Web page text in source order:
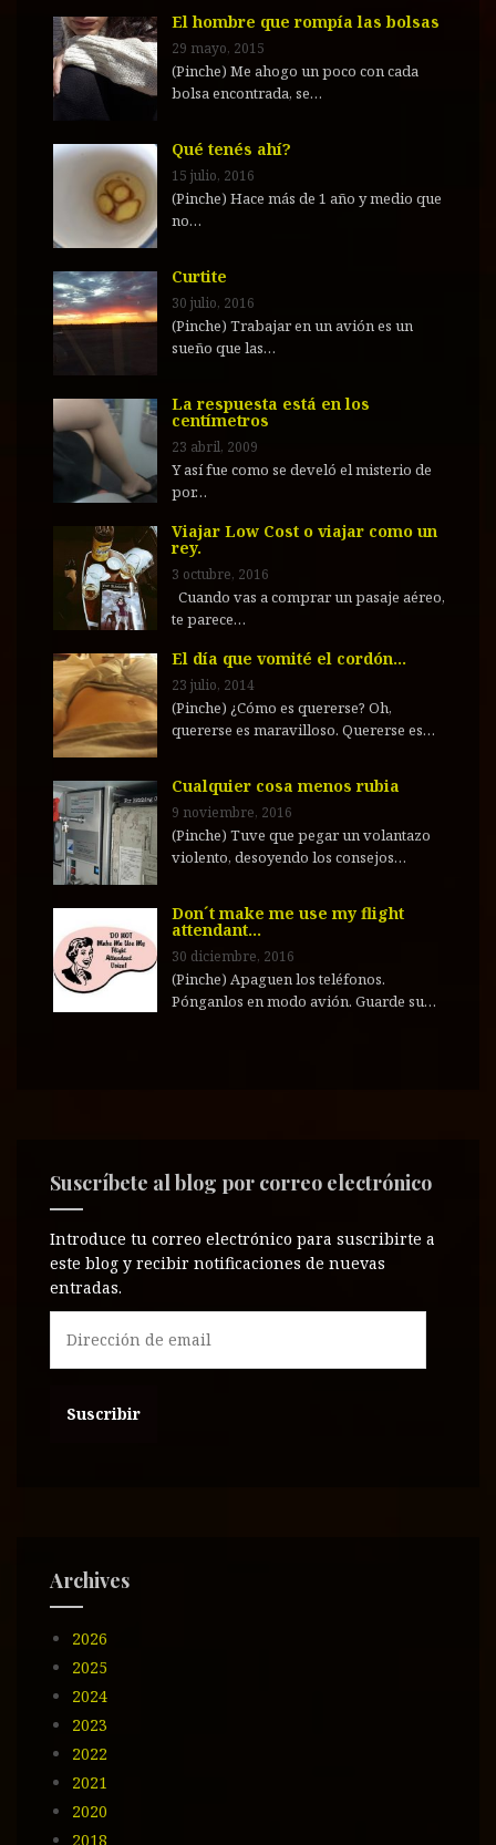
El hombre que rompía las bolsas
29 mayo, 2015
(Pinche) Me ahogo un poco con cada
bolsa encontrada, se…
Qué tenés ahí?
15 julio, 2016
(Pinche) Hace más de 1 año y medio que
no…
Curtite
30 julio, 2016
(Pinche) Trabajar en un avión es un
sueño que las…
La respuesta está en los
centímetros
23 abril, 2009
Y así fue como se develó el misterio de
por…
Viajar Low Cost o viajar como un
rey.
3 octubre, 2016
Cuando vas a comprar un pasaje aéreo,
te parece…
El día que vomité el cordón…
23 julio, 2014
(Pinche) ¿Cómo es quererse? Oh,
quererse es maravilloso. Quererse es…
Cualquier cosa menos rubia
9 noviembre, 2016
(Pinche) Tuve que pegar un volantazo
violento, desoyendo los consejos…
Don´t make me use my flight
attendant…
30 diciembre, 2016
(Pinche) Apaguen los teléfonos.
Pónganlos en modo avión. Guarde su…
Suscríbete al blog por correo electrónico
Introduce tu correo electrónico para suscribirte a
este blog y recibir notificaciones de nuevas
entradas.
r
e
m
a
i
Archives
2026
2025
2024
2023
2022
2021
2020
2018